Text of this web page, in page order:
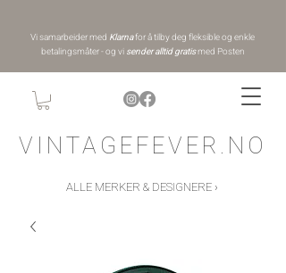
VINTAGEFEVER.NO
Vi samarbeider med Klarnafor å tilby deg fleksible og enkle
betalingsmåter - og vi sender alltid gratismed Posten
ALLE MERKER & DESIGNERE ›